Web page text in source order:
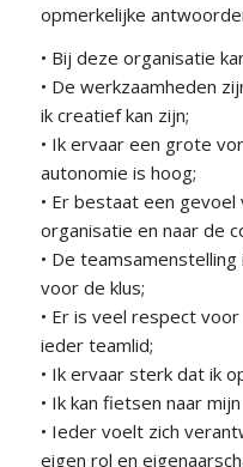
opmerkelijke
• Bij deze organisatie
• De werkzaamheden
ik creatief kan zijn;
• Ik ervaar een grote
autonomie is hoog;
• Er bestaat een
organisatie en naar de
• De
voor de klus;
• Er is veel respect
ieder teamlid;
• Ik ervaar sterk dat ik
• Ik kan fietsen naar
• Ieder voelt zich
eigen rol en